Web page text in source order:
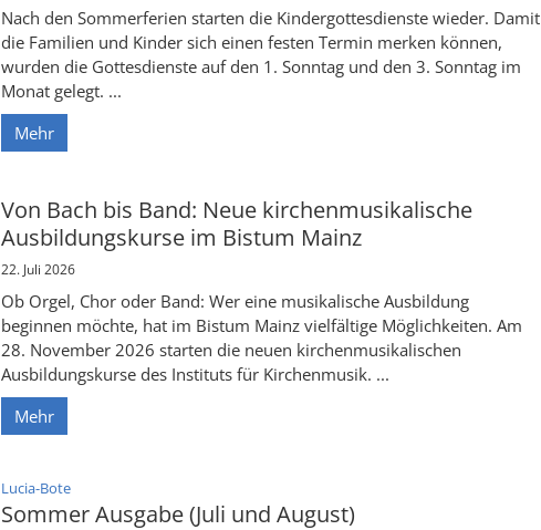
Nach den Sommerferien starten die Kindergottesdienste wieder. Damit
die Familien und Kinder sich einen festen Termin merken können,
wurden die Gottesdienste auf den 1. Sonntag und den 3. Sonntag im
Monat gelegt. ...
Mehr
Von Bach bis Band: Neue kirchenmusikalische
Ausbildungskurse im Bistum Mainz
22. Juli 2026
Ob Orgel, Chor oder Band: Wer eine musikalische Ausbildung
beginnen möchte, hat im Bistum Mainz vielfältige Möglichkeiten. Am
28. November 2026 starten die neuen kirchenmusikalischen
Ausbildungskurse des Instituts für Kirchenmusik. ...
Mehr
Lucia-Bote:
Sommer Ausgabe (Juli und August)